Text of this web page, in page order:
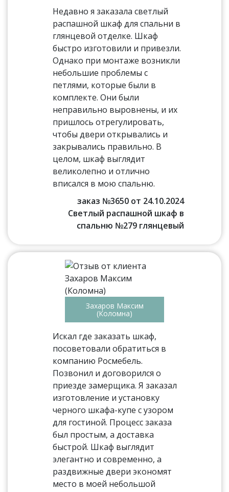
Недавно я заказала светлый
распашной шкаф для спальни в
глянцевой отделке. Шкаф
быстро изготовили и привезли.
Однако при монтаже возникли
небольшие проблемы с
петлями, которые были в
комплекте. Они были
неправильно выровнены, и их
пришлось отрегулировать,
чтобы двери открывались и
закрывались правильно. В
целом, шкаф выглядит
великолепно и отлично
вписался в мою спальню.
заказ №3650 от 24.10.2024
Светлый распашной шкаф в
спальню №279 глянцевый
Захаров Максим
(Коломна)
Искал где заказать шкаф,
посоветовали обратиться в
компанию Росмебель.
Позвонил и договорился о
приезде замерщика. Я заказал
изготовление и установку
черного шкафа-купе с узором
для гостиной. Процесс заказа
был простым, а доставка
быстрой. Шкаф выглядит
элегантно и современно, а
раздвижные двери экономят
место в моей небольшой